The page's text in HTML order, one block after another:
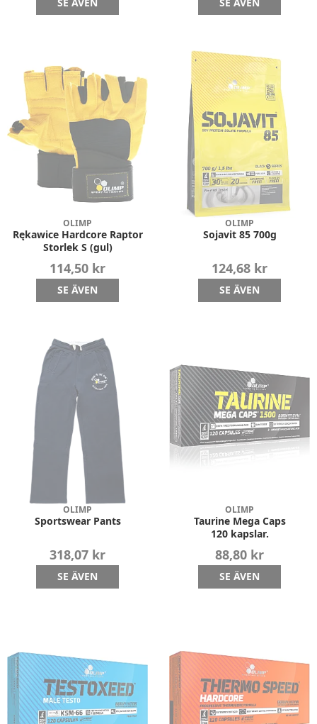
SE ÄVEN SE ÄVEN
OLIMP
Rękawice Hardcore Raptor
Storlek S (gul)
114,50 kr
SE ÄVEN
OLIMP
Sojavit 85 700g
124,68 kr
SE ÄVEN
OLIMP
Sportswear Pants
318,07 kr
SE ÄVEN
OLIMP
Taurine Mega Caps
120 kapslar.
88,80 kr
SE ÄVEN